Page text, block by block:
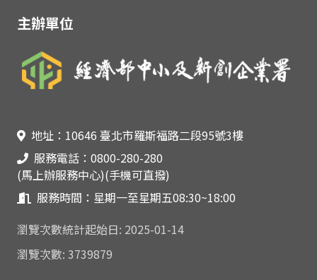
主辦單位
聯絡資訊
地址：10646 臺北市羅斯福路二段95號3樓
服務電話：0800-280-280
(馬上辦服務中心)(手機可直撥)
服務時間：星期一至星期五08:30~18:00
瀏覽次數統計起始日: 2025-01-14
瀏覽次數: 3739879